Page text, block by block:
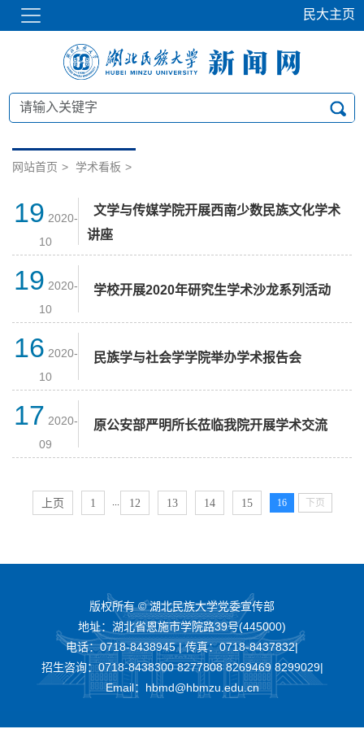
民大主页
网站首页 > 学术看板 >
19 2020-
10
文学与传媒学院开展西南少数民族文化学术
讲座
19 2020-
10
学校开展2020年研究生学术沙龙系列活动
16 2020-
10
民族学与社会学学院举办学术报告会
17 2020-
09
原公安部严明所长莅临我院开展学术交流
上页 1 12 13 14 15 16 下页
版权所有 © 湖北民族大学党委宣传部
地址：湖北省恩施市学院路39号(445000)
电话：0718-8438945 | 传真：0718-8437832|
招生咨询：0718-8438300 8277808 8269469 8299029|
Email：hbmd@hbmzu.edu.cn